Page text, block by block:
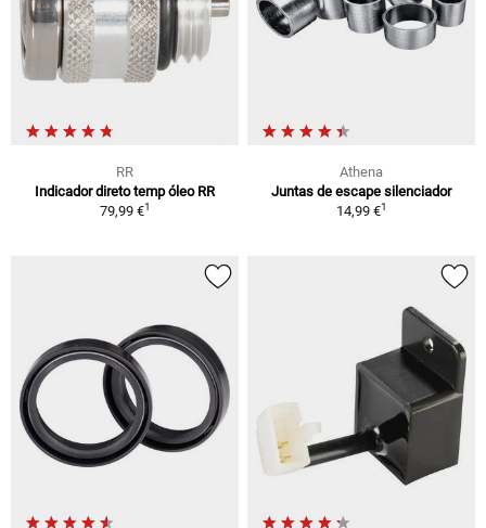
RR
Indicador direto temp óleo RR
79,99 €1
Athena
Juntas de escape silenciador
14,99 €1